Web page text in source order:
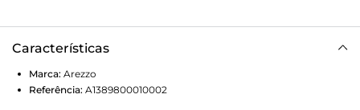
Características
Marca: Arezzo
Referência: A1389800010002